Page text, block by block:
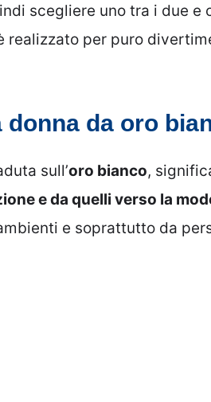
scegliere uno tra i due e
per puro
da oro
sull’oro bianco,
e da quelli verso la
e soprattutto da